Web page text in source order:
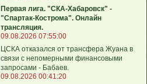
Первая лига. "СКА-Хабаровск" -
"Спартак-Кострома". Онлайн
трансляция.
09.08.2026 07:55:00
ЦСКА отказался от трансфера Жуана в
связи с непомерными финансовыми
запросами - Бабаев.
09.08.2026 00:41:20